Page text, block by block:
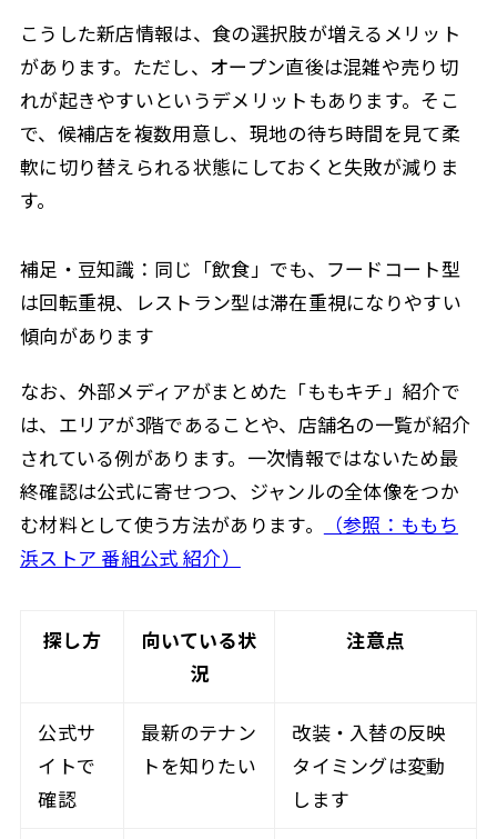
こうした新店情報は、食の選択肢が増えるメリット
があります。ただし、オープン直後は混雑や売り切
れが起きやすいというデメリットもあります。そこ
で、候補店を複数用意し、現地の待ち時間を見て柔
軟に切り替えられる状態にしておくと失敗が減りま
す。
補足・豆知識：同じ「飲食」でも、フードコート型
は回転重視、レストラン型は滞在重視になりやすい
傾向があります
なお、外部メディアがまとめた「ももキチ」紹介で
は、エリアが3階であることや、店舗名の一覧が紹介
されている例があります。一次情報ではないため最
終確認は公式に寄せつつ、ジャンルの全体像をつか
む材料として使う方法があります。
（参照：ももち
浜ストア 番組公式 紹介）
探し方
向いている状
況
注意点
公式サ
イトで
確認
最新のテナン
トを知りたい
改装・入替の反映
タイミングは変動
します